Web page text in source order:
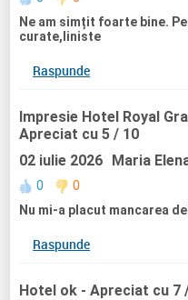
Ne am simțit foarte bine.
curate,liniste
Raspunde
Impresie Hotel Royal
Apreciat cu 5 / 10
02 iulie 2026 Maria
0
0
Nu mi-a placut mancarea
Raspunde
Hotel ok - Apreciat cu 7